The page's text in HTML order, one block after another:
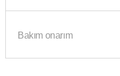
Bakım onarım